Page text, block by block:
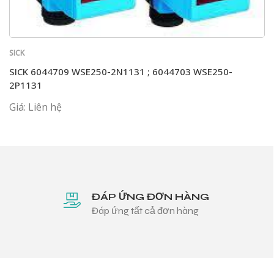
SICK
SICK 6044709 WSE250-2N1131 ; 6044703 WSE250-
2P1131
Giá: Liên hệ
ĐÁP ỨNG ĐƠN HÀNG
Đáp ứng tất cả đơn hàng